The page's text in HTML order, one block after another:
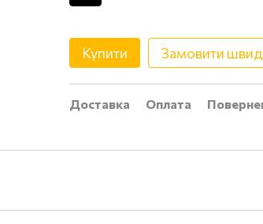
Купити Замовити
Доставка Оплата